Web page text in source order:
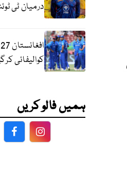
درمیان ٹی
کوالیفائی
ہمیں فالو کریں
FacebookFacebook